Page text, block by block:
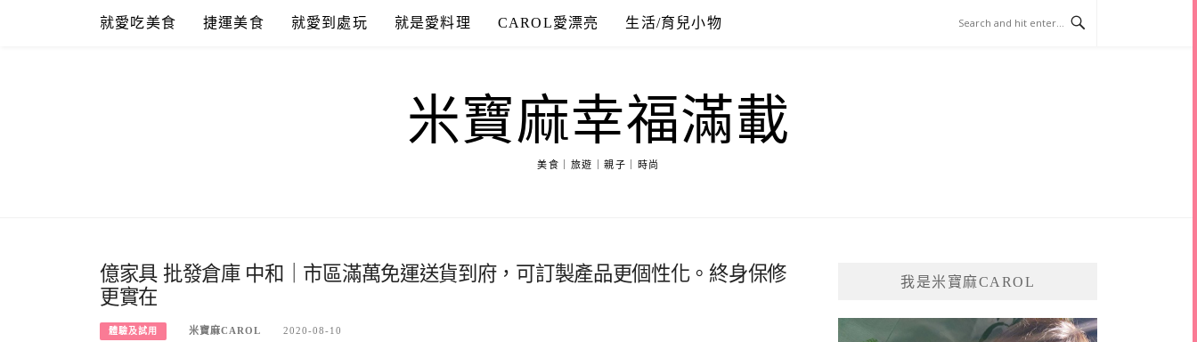
就愛吃美食 捷運美食 就愛到處玩 就是愛料理 CAROL愛漂亮 生活/育兒小物
米寶麻幸福滿載
美食｜旅遊｜親子｜時尚
億家具 批發倉庫 中和｜市區滿萬免運送貨到府，可訂製產品更個性化。終身保修
更實在
體驗及試用 米寶麻CAROL 2020-08-10
我是米寶麻CAROL